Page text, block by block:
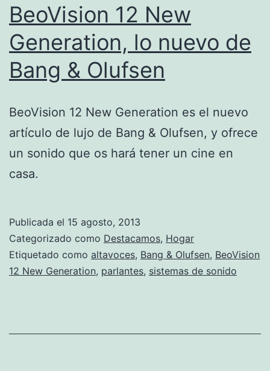
BeoVision 12 New
Generation, lo nuevo de
Bang & Olufsen
BeoVision 12 New Generation es el nuevo
artículo de lujo de Bang & Olufsen, y ofrece
un sonido que os hará tener un cine en
casa.
Publicada el 15 agosto, 2013
Categorizado como Destacamos, Hogar
Etiquetado como altavoces, Bang & Olufsen, BeoVision
12 New Generation, parlantes, sistemas de sonido